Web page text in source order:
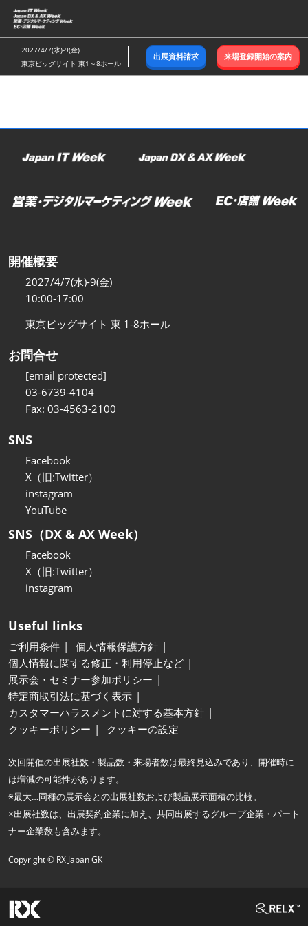
ス
キ
ッ
し
む
2027/4/7(水)-9(金)
東京ビッグサイト 東1～8ホール
出展資料請求 来場登録開始の案内
開催概要
2027/4/7(水)-9(金)
10:00-17:00
東京ビッグサイト 東 1-8ホール
お問合せ
[email protected]
03-6739-4104
Fax: 03-4563-2100
SNS
Facebook
X（旧:Twitter）
instagram
YouTube
SNS（DX & AX Week）
Facebook
X（旧:Twitter）
instagram
Useful links
ご利用条件
個人情報保護方針
個人情報に関する修正・利用停止など
展示会・セミナー参加ポリシー
特定商取引法に基づく表示
カスタマーハラスメントに対する基本方針
クッキーポリシー
クッキーの設定
次回開催の出展社数・製品数・来場者数は最終見込みであり、開催時に
は増減の可能性があります。
※最大…同種の展示会との出展社数および製品展示面積の比較。
※出展社数は、出展契約企業に加え、共同出展するグループ企業・パート
ナー企業数も含みます。
Copyright © RX Japan GK